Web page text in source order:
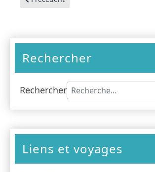
Rechercher
Rechercher
Liens et voyages